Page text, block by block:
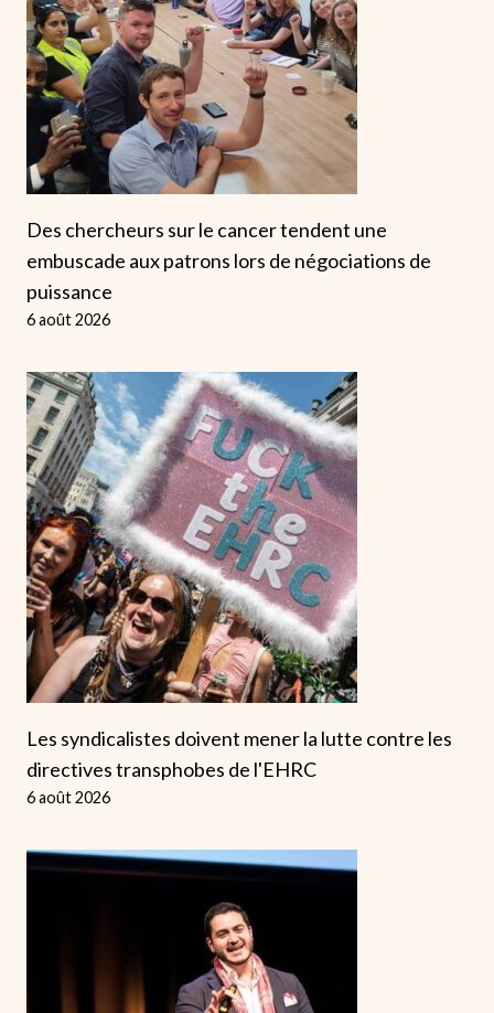
Des chercheurs sur le cancer tendent une
embuscade aux patrons lors de négociations de
puissance
6 août 2026
Les syndicalistes doivent mener la lutte contre les
directives transphobes de l'EHRC
6 août 2026